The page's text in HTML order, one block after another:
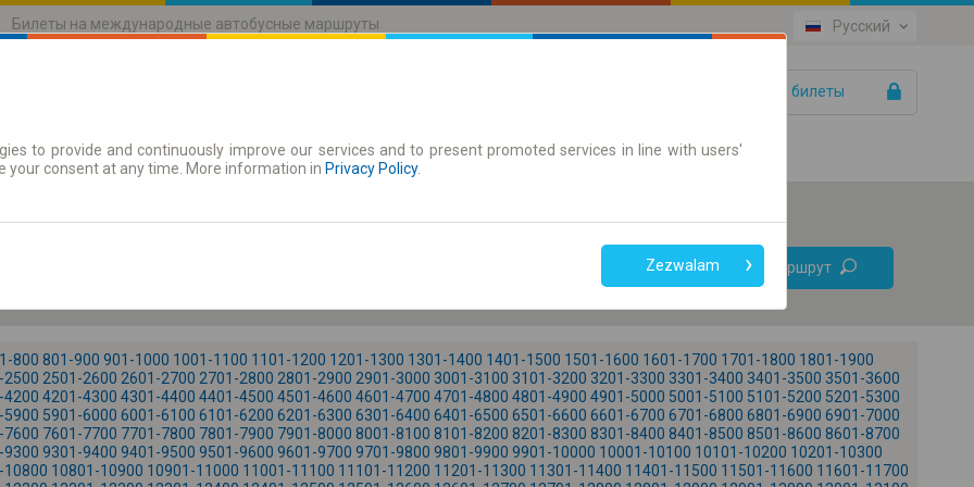
Билеты на международные автобусные маршруты Русский
Ваши билеты
Абонементы
Только онлайн билет
Найти маршрут
+
800 801-900 901-1000 1001-1100 1101-1200 1201-1300 1301-1400 1401-1500 1501-1600 1601-1700 1701-1800 1801-1900
2500 2501-2600 2601-2700 2701-2800 2801-2900 2901-3000 3001-3100 3101-3200 3201-3300 3301-3400 3401-3500 3501-3600
4200 4201-4300 4301-4400 4401-4500 4501-4600 4601-4700 4701-4800 4801-4900 4901-5000 5001-5100 5101-5200 5201-5300
5900 5901-6000 6001-6100 6101-6200 6201-6300 6301-6400 6401-6500 6501-6600 6601-6700 6701-6800 6801-6900 6901-7000
7600 7601-7700 7701-7800 7801-7900 7901-8000 8001-8100 8101-8200 8201-8300 8301-8400 8401-8500 8501-8600 8601-8700
9300 9301-9400 9401-9500 9501-9600 9601-9700 9701-9800 9801-9900 9901-10000 10001-10100 10101-10200 10201-10300
10800 10801-10900 10901-11000 11001-11100 11101-11200 11201-11300 11301-11400 11401-11500 11501-11600 11601-11700
to provide and continuously improve our services and to present promoted services in line with users'
your consent at any time. More information in Privacy Policy.
Zezwalam